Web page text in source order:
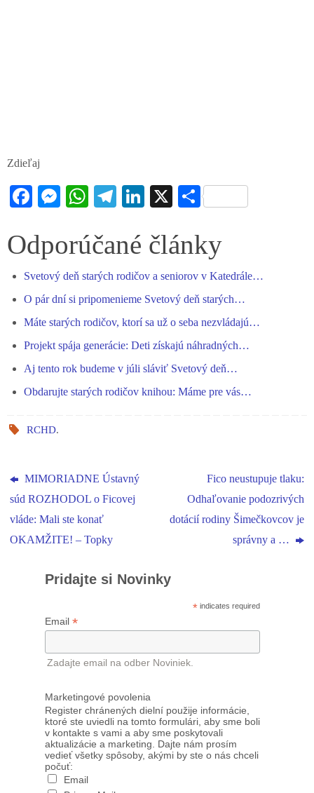
Zdieľaj
Fa
bo
ok
M
se
er
W
ts
pp
Te
gr
m
Li
ed
X S
re
Odporúčané články
Svetový deň starých rodičov a seniorov v Katedrále…
O pár dní si pripomenieme Svetový deň starých…
Máte starých rodičov, ktorí sa už o seba nezvládajú…
Projekt spája generácie: Deti získajú náhradných…
Aj tento rok budeme v júli sláviť Svetový deň…
Obdarujte starých rodičov knihou: Máme pre vás…
RCHD.
MIMORIADNE Ústavný
súd ROZHODOL o Ficovej
vláde: Mali ste konať
OKAMŽITE! – Topky
Fico neustupuje tlaku:
Odhaľovanie podozrivých
dotácií rodiny Šimečkovcov je
správny a …
Pridajte si Novinky
* indicates required
Email *
Zadajte email na odber Noviniek.
Marketingové povolenia
Register chránených dielní použije informácie,
ktoré ste uviedli na tomto formulári, aby sme boli
v kontakte s vami a aby sme poskytovali
aktualizácie a marketing. Dajte nám prosím
vedieť všetky spôsoby, akými by ste o nás chceli
počuť:
Email